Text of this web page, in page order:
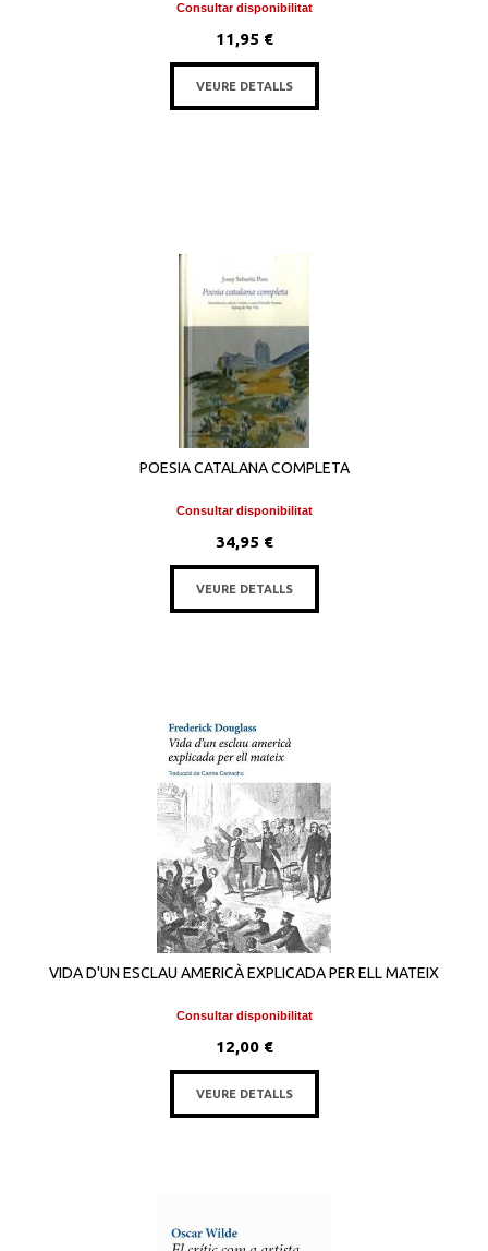
Consultar disponibilitat
11,95 €
VEURE DETALLS
POESIA CATALANA COMPLETA
Consultar disponibilitat
34,95 €
VEURE DETALLS
VIDA D'UN ESCLAU AMERICÀ EXPLICADA PER ELL MATEIX
Consultar disponibilitat
12,00 €
VEURE DETALLS